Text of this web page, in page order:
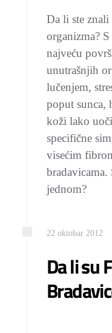
Da li ste znali
organizma?
najveću
unutrašnjih
lučenjem,
poput sunca,
koži lako
specifične
visećim
bradavicama.
jednom?
22 oktobar 2012
Da li su